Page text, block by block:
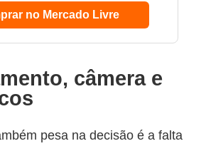
no Mercado Livre
câmera e
pesa na decisão é a falta